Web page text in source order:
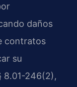
daños
contratos
su
8.01-246(2),